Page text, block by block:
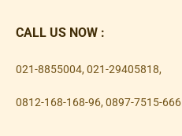
CALL US NOW :
021-8855004, 021-29405818,
0812-168-168-96, 0897-7515-666